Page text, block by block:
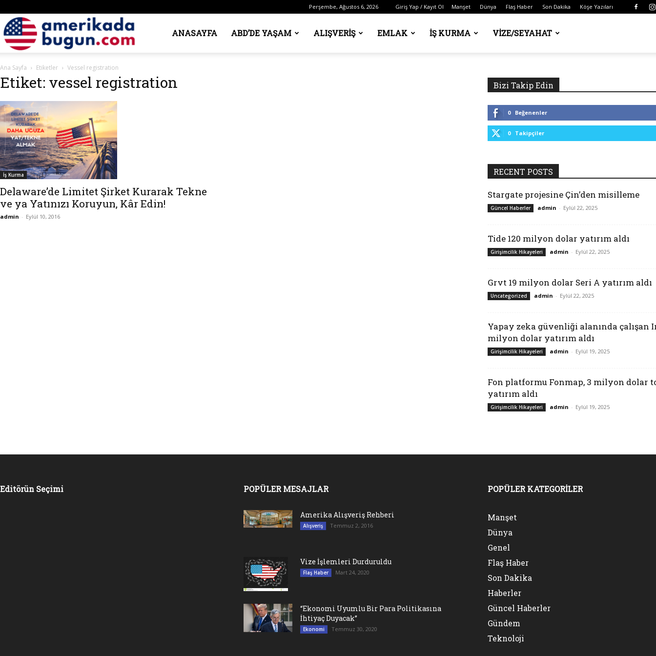
Perşembe, Ağustos 6, 2026 Giriş Yap / Kayıt Ol Manşet Dünya Flaş Haber Son Dakika Köşe Yazıları
Amerika’daANASAYFA ABD’DE YAŞAM ALIŞVERIŞ EMLAK İŞ KURMA VIZE/SEYAHAT
Ana Sayfa Etiketler Vessel registration
Etiket: vessel registration
İş Kurma
Delaware’de Limitet Şirket Kurarak Tekne
ve ya Yatınızı Koruyun, Kâr Edin!
admin - Eylül 10, 2016
Bizi Takip Edin
0 Beğenenler
0 Takipçiler
RECENT POSTS
Stargate projesine Çin’den misilleme
Güncel Haberler admin - Eylül 22, 2025
Tide 120 milyon dolar yatırım aldı
Girişimcilik Hikayeleri admin - Eylül 22, 2025
Grvt 19 milyon dolar Seri A yatırım aldı
Uncategorized admin - Eylül 22, 2025
Yapay zeka güvenliği alanında çalışan
milyon dolar yatırım aldı
Girişimcilik Hikayeleri admin - Eylül 19, 2025
Fon platformu Fonmap, 3 milyon dolar
yatırım aldı
Girişimcilik Hikayeleri admin - Eylül 19, 2025
Editörün Seçimi POPÜLER MESAJLAR
Amerika Alışveriş Rehberi
Alışveriş Temmuz 2, 2016
Vize İşlemleri Durduruldu
Flaş Haber Mart 24, 2020
“Ekonomi Uyumlu Bir Para Politikasına
İhtiyaç Duyacak”
Ekonomi Temmuz 30, 2020
POPÜLER KATEGORİLER
Manşet
Dünya
Genel
Flaş Haber
Son Dakika
Haberler
Güncel Haberler
Gündem
Teknoloji